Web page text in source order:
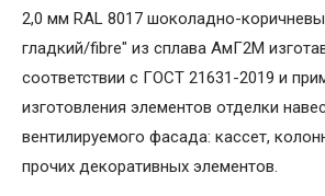
2,0 мм RAL 8017 шоколадно-
гладкий/fibre" из сплава АмГ2М
соответствии с ГОСТ 21631-2019 и
изготовления элементов отделки
вентилируемого фасада: кассет,
прочих декоративных элементов.